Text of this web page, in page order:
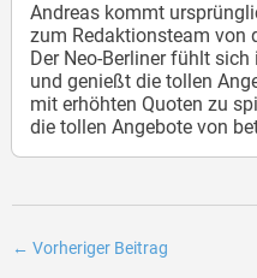
Andreas kommt
zum Redaktionsteam von
Der Neo-Berliner fühlt
und genießt die tollen
mit erhöhten Quoten zu
die tollen Angebote von
← Vorheriger Beitrag